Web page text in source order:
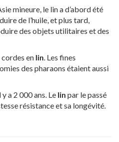
mineure, le lin a d’abord été
de l’huile, et plus tard,
des objets utilitaires et des
en lin . Les fines
des pharaons étaient aussi
a 2 000 ans. Le lin par le passé
résistance et sa longévité.